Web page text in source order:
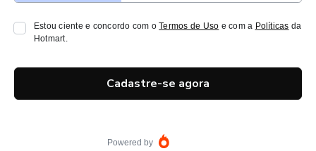
Estou ciente e concordo com oTermos de Uso e com a Políticas da
Hotmart.
Cadastre-se agora
Powered by